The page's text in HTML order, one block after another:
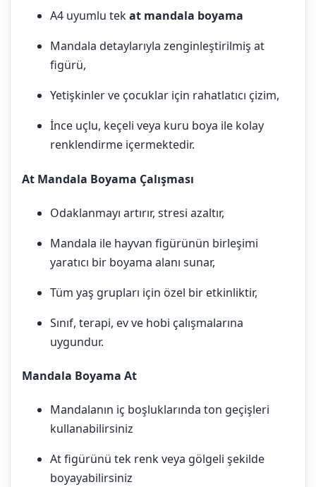
A4 uyumlu tekat mandala boyama
Mandala detaylarıyla zenginleştirilmiş at
figürü,
Yetişkinler ve çocuklar için rahatlatıcı çizim,
İnce uçlu, keçeli veya kuru boya ile kolay
renklendirme içermektedir.
At Mandala Boyama Çalışması
Odaklanmayı artırır, stresi azaltır,
Mandala ile hayvan figürünün birleşimi
yaratıcı bir boyama alanı sunar,
Tüm yaş grupları için özel bir etkinliktir,
Sınıf, terapi, ev ve hobi çalışmalarına
uygundur.
Mandala Boyama At
Mandalanın iç boşluklarında ton geçişleri
kullanabilirsiniz
At figürünü tek renk veya gölgeli şekilde
boyayabilirsiniz